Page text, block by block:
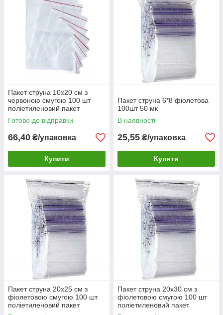
Пакет струна 10х20 см з
червоною смугою 100 шт
поліетиленовий пакет
Готово до відправки
66,40 ₴/упаковка
Купити
Пакет струна 6*8 фіолетова
100шт 50 мк
В наявності
25,55 ₴/упаковка
Купити
Пакет струна 20х25 см з
фіолетовою смугою 100 шт
поліетиленовий пакет
Пакет струна 20х30 см з
фіолетовою смугою 100 шт
поліетиленовий пакет